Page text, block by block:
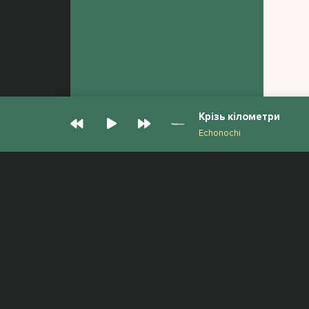
Крізь кілометри
Echonochi